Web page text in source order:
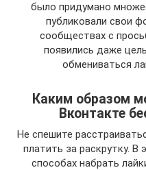
было придумано
публиковали свои
сообществах с
появились даже
обмениваться
Каким образом
Вконтакте
Не спешите
платить за раскрутку.
способах набрать